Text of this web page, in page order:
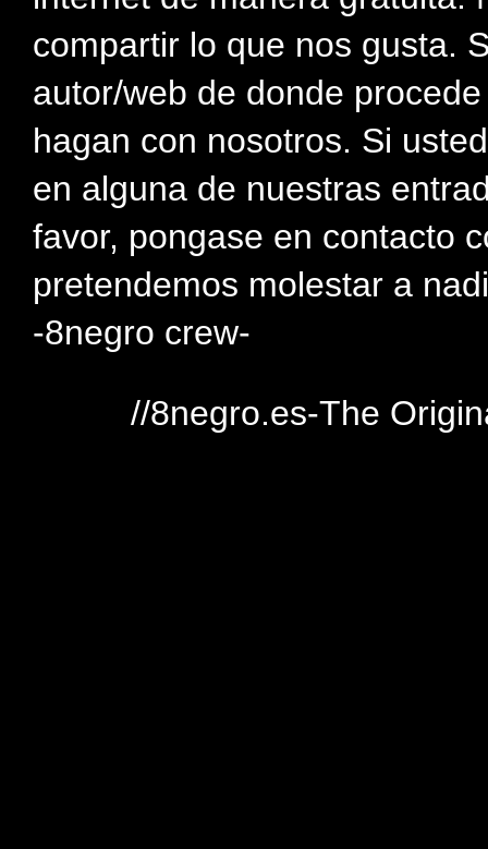
compartir lo que nos gusta.
autor/web de donde
hagan con nosotros. Si
en alguna de nuestras
favor, pongase en contacto
pretendemos molestar a
-8negro crew-
//8negro.es-The